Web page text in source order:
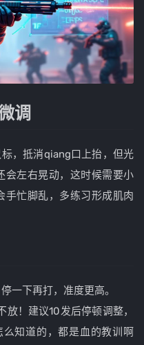
调
，抵消qiang口上抬，但光
会左右晃动，这时候需要小
手忙脚乱，多练习形成肌肉
一下再打，准度更高。
放！建议10发后停顿调整，
知道的，都是血的教训啊